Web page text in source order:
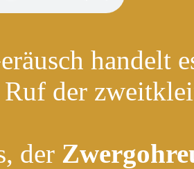
handelt
der
der